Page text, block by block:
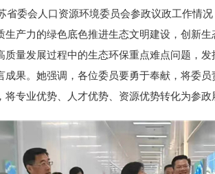
委会人口资源环境委员会参政议政工作情
产力的绿色底色推进生态文明建设，创新
量发展过程中的生态环保重点难点问题，
果。她强调，各位委员要勇于奉献，将委
专业优势、人才优势、资源优势转化为参政